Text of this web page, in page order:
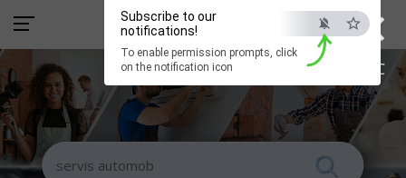
×
ESC
Subscribe to our
notifications!
To enable permission prompts, click
on the notification icon